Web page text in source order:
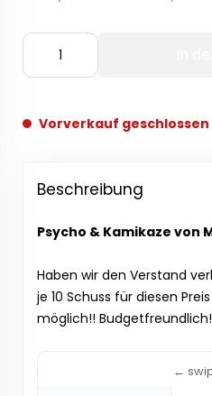
Vorverkauf geschlossen
Beschreibung
Psycho & Kamikaze von
Haben wir den Verstand
je 10 Schuss für diesen
möglich!! Budgetfreundlich!